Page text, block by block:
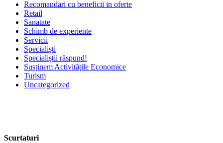
Recomandari cu beneficii in oferte
Retail
Sanatate
Schimb de experiente
Servicii
Specialiști
Specialiștii răspund!
Susținem Activitățile Economice
Turism
Uncategorized
Scurtaturi